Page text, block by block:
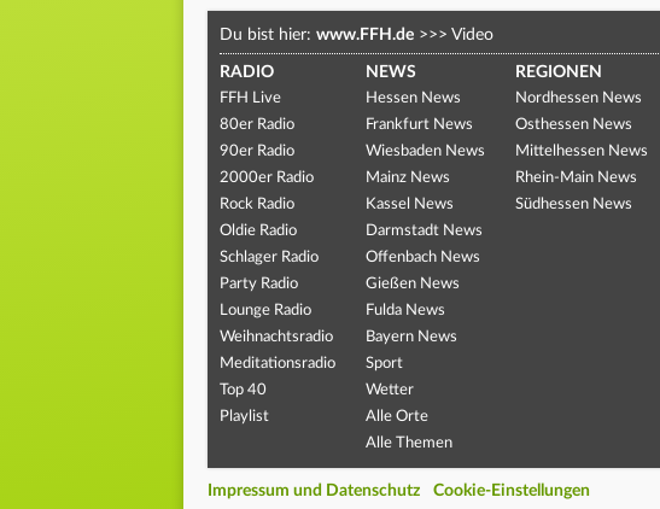
Du bist hier: www.FFH.de >>> Video
RADIO
FFH Live
80er Radio
90er Radio
2000er Radio
Rock Radio
Oldie Radio
Schlager Radio
Party Radio
Lounge Radio
Weihnachtsradio
Meditationsradio
Top 40
Playlist
NEWS
Hessen News
Frankfurt News
Wiesbaden News
Mainz News
Kassel News
Darmstadt News
Offenbach News
Gießen News
Fulda News
Bayern News
Sport
Wetter
Alle Orte
Alle Themen
REGIONEN
Nordhessen News
Osthessen News
Mittelhessen News
Rhein-Main News
Südhessen News
Impressum und Datenschutz Cookie-Einstellungen